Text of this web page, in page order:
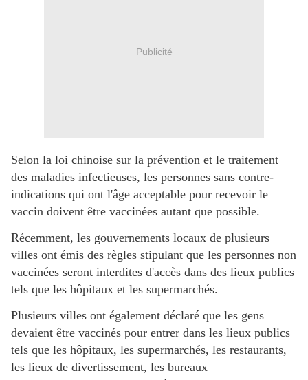
Publicité
Selon la loi chinoise sur la prévention et le traitement
des maladies infectieuses, les personnes sans contre-
indications qui ont l'âge acceptable pour recevoir le
vaccin doivent être vaccinées autant que possible.
Récemment, les gouvernements locaux de plusieurs
villes ont émis des règles stipulant que les personnes non
vaccinées seront interdites d'accès dans des lieux publics
tels que les hôpitaux et les supermarchés.
Plusieurs villes ont également déclaré que les gens
devaient être vaccinés pour entrer dans les lieux publics
tels que les hôpitaux, les supermarchés, les restaurants,
les lieux de divertissement, les bureaux